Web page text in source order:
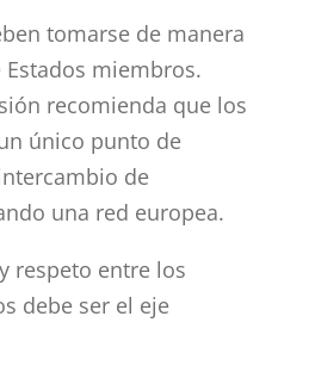
tomarse de manera
miembros.
recomienda que los
único punto de
de
una red europea.
respeto entre los
debe ser el eje